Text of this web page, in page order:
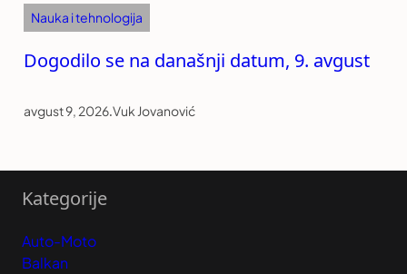
Nauka i tehnologija
Dogodilo se na današnji datum, 9. avgust
avgust 9, 2026.Vuk Jovanović
Kategorije
Auto-Moto
Balkan